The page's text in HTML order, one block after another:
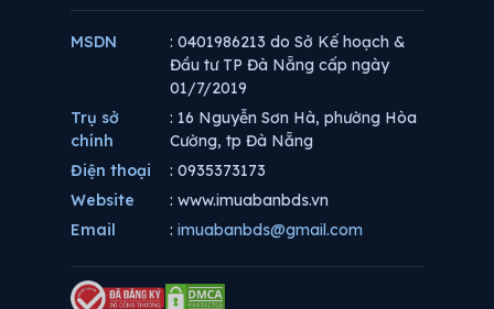
MSDN
: 0401986213 do Sở Kế hoạch &
Đầu tư TP Đà Nẵng cấp ngày
01/7/2019
Trụ sở
chính
: 16 Nguyễn Sơn Hà, phường Hòa
Cường, tp Đà Nẵng
Điện thoại
: 0935373173
Website
: www.imuabanbds.vn
Email
: imuabanbds@gmail.com